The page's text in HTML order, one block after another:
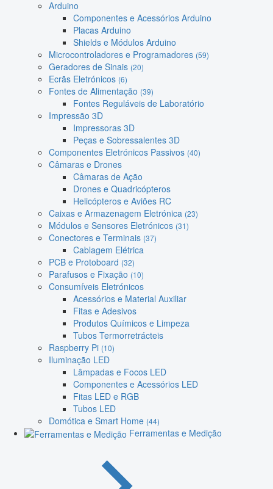
Arduino
Componentes e Acessórios Arduino
Placas Arduino
Shields e Módulos Arduino
Microcontroladores e Programadores (59)
Geradores de Sinais (20)
Ecrãs Eletrónicos (6)
Fontes de Alimentação (39)
Fontes Reguláveis de Laboratório
Impressão 3D
Impressoras 3D
Peças e Sobressalentes 3D
Componentes Eletrónicos Passivos (40)
Câmaras e Drones
Câmaras de Ação
Drones e Quadricópteros
Helicópteros e Aviões RC
Caixas e Armazenagem Eletrónica (23)
Módulos e Sensores Eletrónicos (31)
Conectores e Terminais (37)
Cablagem Elétrica
PCB e Protoboard (32)
Parafusos e Fixação (10)
Consumíveis Eletrónicos
Acessórios e Material Auxiliar
Fitas e Adesivos
Produtos Químicos e Limpeza
Tubos Termorretrácteis
Raspberry Pi (10)
Iluminação LED
Lâmpadas e Focos LED
Componentes e Acessórios LED
Fitas LED e RGB
Tubos LED
Domótica e Smart Home (44)
Ferramentas e Medição